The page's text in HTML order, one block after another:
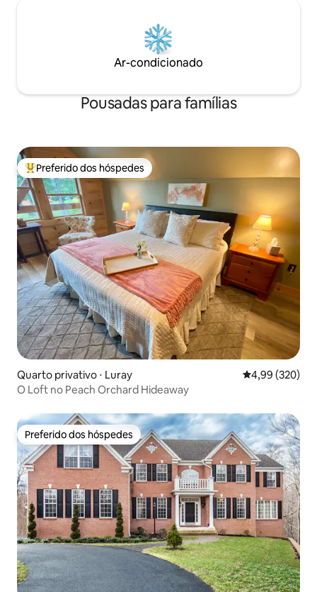
Ar-condicionado
Pousadas para famílias
Entre os melhores preferidos dos hóspedes
Preferido dos hóspedes
Quarto privativo ⋅ Luray 4,99 de uma
4,99 (320)
O Loft no Peach Orchard Hideaway
Preferido dos hóspedes
Preferido dos hóspedes